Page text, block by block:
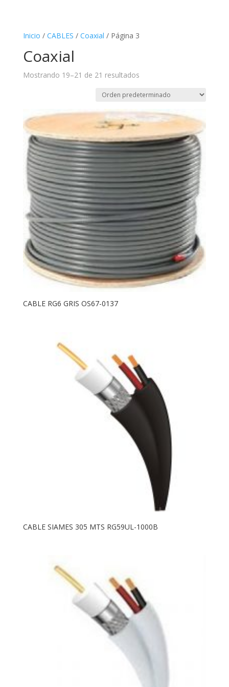
Inicio / CABLES / Coaxial / Página 3
Coaxial
Mostrando 19–21 de 21 resultados
CABLE RG6 GRIS OS67-0137
CABLE SIAMES 305 MTS RG59UL-1000B